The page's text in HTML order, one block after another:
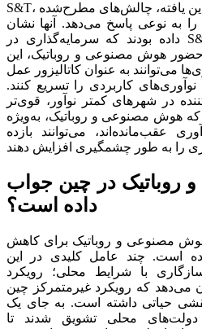
S&T، نوآوری بیشتری ایجاد می‌کند. این یافته، چالش‌‌‌های مطرح‌شده
آدرچ و فلدمن (۱۹۹۶) را به نوعی پاسخ می‌دهد. آنها نشان
داده بودند که سرمایه‌گذاری در S&T لزوما به نوآوری در همه
هوش مصنوعی و روباتیک، این
می‌‌‌توانند به عنوان کاتالیزور عمل
کاربردی را تسریع ‌کنند.
در شهرهای کمتر نوآور، قوی‌‌‌تر
هوش مصنوعی و روباتیک، به‌ویژه
عقب‌‌‌مانده‌‌‌اند، می‌‌‌توانند بازده
در چین جواب
داده است؟
مصنوعی و روباتیک برای کاهش
است. چند عامل کلیدی در این
با شرایط محلی؛ رویکرد
زنگ (۲۰۲۱) نشان می‌دهد که رویکرد غیرمتمرکز چین
حیاتی داشته است. به جای یک
دولت‌‌‌های محلی تشویق شدند تا